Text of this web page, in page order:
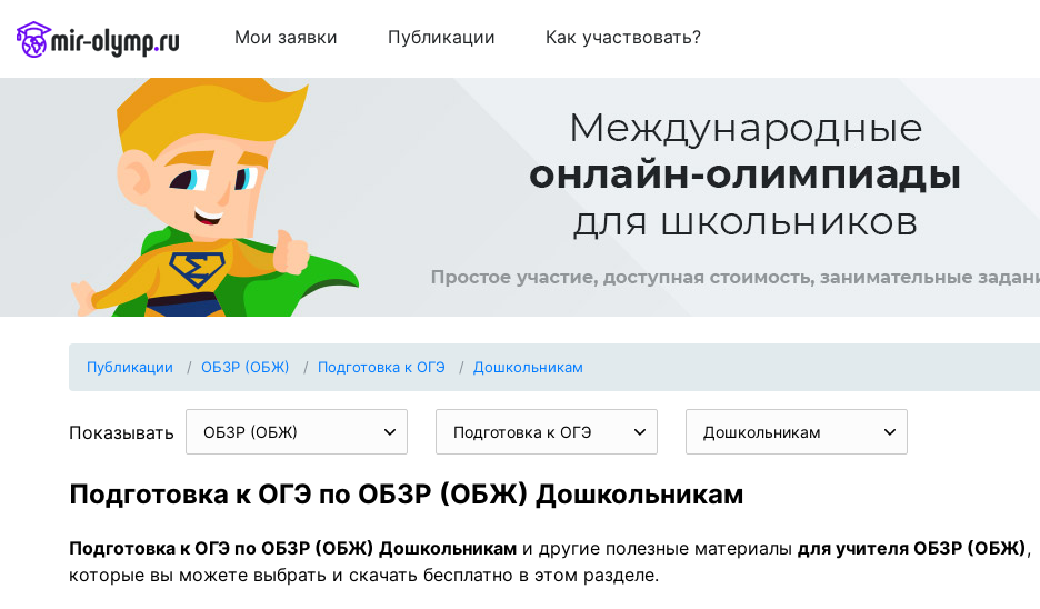
Мои заявки Публикации Как участвовать?
Публикации ОБЗР (ОБЖ) Подготовка к ОГЭ Дошкольникам
Показывать ОБЗР (ОБЖ) Подготовка к ОГЭ Дошкольникам
Подготовка к ОГЭ по ОБЗР (ОБЖ) Дошкольникам
Подготовка к ОГЭ по ОБЗР (ОБЖ) Дошкольникам и другие полезные материалы для учителя ОБЗР (ОБЖ),
которые вы можете выбрать и скачать бесплатно в этом разделе.